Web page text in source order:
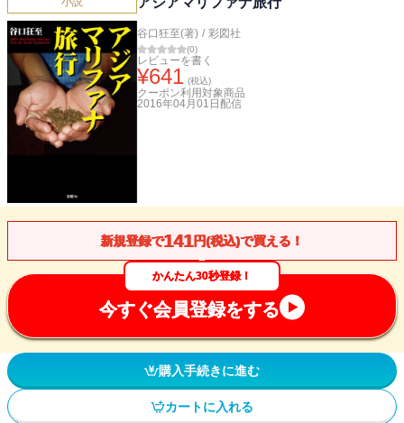
谷口狂至(著) / 彩図社
(0)
レビューを書く
¥641 (税込)
クーポン利用対象商品
2016年04月01日 配信
新規登録で141 円(税込)で買える！
かんたん30秒登録！
今すぐ会員登録をする
購入手続きに進む
カートに入れる